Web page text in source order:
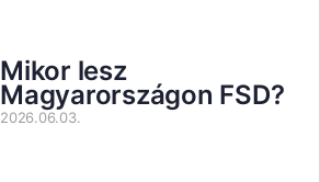
Mikor lesz
Magyarországon FSD?
2026.06.03.